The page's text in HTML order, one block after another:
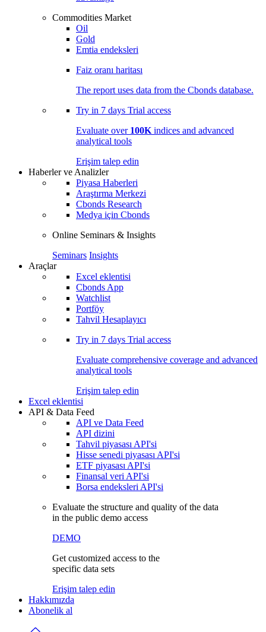
Commodities Market
Oil
Gold
Emtia endeksleri
Faiz oranı haritası
The report uses data from the Cbonds database.
Try in 7 days Trial access
Evaluate over 100K indices and advanced
analytical tools
Erişim talep edin
Haberler ve Analizler
Piyasa Haberleri
Araştırma Merkezi
Cbonds Research
Medya için Cbonds
Online Seminars & Insights
Seminars Insights
Araçlar
Excel eklentisi
Cbonds App
Watchlist
Portföy
Tahvil Hesaplayıcı
Try in 7 days Trial access
Evaluate comprehensive coverage and advanced
analytical tools
Erişim talep edin
Excel eklentisi
API & Data Feed
API ve Data Feed
API dizini
Tahvil piyasası API'si
Hisse senedi piyasası API'si
ETF piyasası API'si
Finansal veri API'si
Borsa endeksleri API'si
Evaluate the structure and quality of the data
in the public demo access
DEMO
Get customized access to the
specific data sets
Erişim talep edin
Hakkımızda
Abonelik al